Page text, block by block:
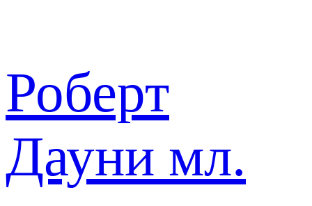
Роберт
Дауни мл.